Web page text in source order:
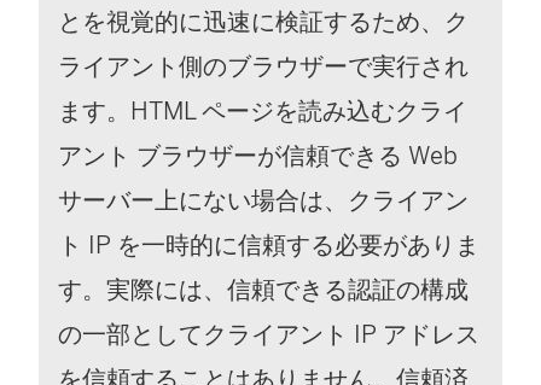
とを視覚的に迅速に検証するため、ク
ライアント側のブラウザーで実行され
ます。HTML ページを読み込むクライ
アント ブラウザーが信頼できる Web
サーバー上にない場合は、クライアン
ト IP を一時的に信頼する必要がありま
す。実際には、信頼できる認証の構成
の一部としてクライアント IP アドレス
を信頼することはありません。信頼済